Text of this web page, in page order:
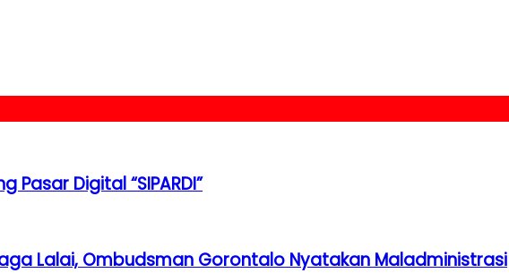
Pasar Digital “SIPARDI”
Lalai, Ombudsman Gorontalo Nyatakan Maladministrasi